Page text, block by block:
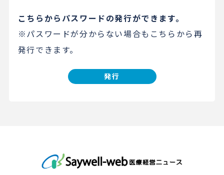
こちらからパスワードの発行ができます。
※パスワードが分からない場合もこちらから再
発行できます。
発行